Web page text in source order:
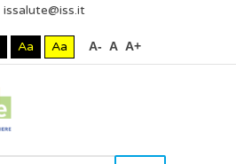
issalute@iss.it
Aa Aa A- A A+